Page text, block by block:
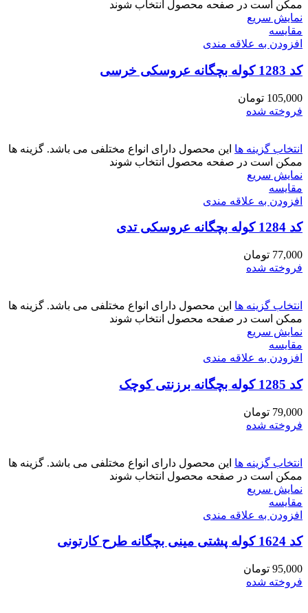
ممکن است در صفحه محصول انتخاب شوند
نمایش سریع
مقايسه
افزودن به علاقه مندی
کد 1283 کوله بچگانه عروسکی خرسی
105,000 تومان
فروخته شده
انتخاب گزینه ها این محصول دارای انواع مختلفی می باشد. گزینه ها
ممکن است در صفحه محصول انتخاب شوند
نمایش سریع
مقايسه
افزودن به علاقه مندی
کد 1284 کوله بچگانه عروسکی تدی
77,000 تومان
فروخته شده
انتخاب گزینه ها این محصول دارای انواع مختلفی می باشد. گزینه ها
ممکن است در صفحه محصول انتخاب شوند
نمایش سریع
مقايسه
افزودن به علاقه مندی
کد 1285 کوله بچگانه برزنتی کوچک
79,000 تومان
فروخته شده
انتخاب گزینه ها این محصول دارای انواع مختلفی می باشد. گزینه ها
ممکن است در صفحه محصول انتخاب شوند
نمایش سریع
مقايسه
افزودن به علاقه مندی
کد 1624 کوله پشتی مینی بچگانه طرح کارتونی
95,000 تومان
فروخته شده